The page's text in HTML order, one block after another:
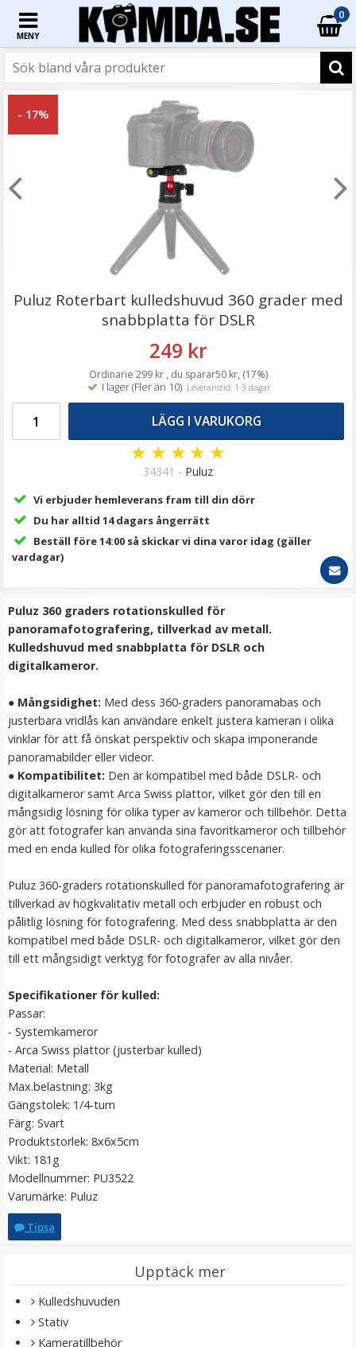
MENY
0
Puluz Gängadapter 1/4 tums hongänga till 3/8 tums
29 kr
LÄGG I VARUKORG
LÄGG I VARUKORG
Puluz Skärmskydd härdat glas 9H för Sony
RX100/A7M2/A7R/A7R2
★★
LÄGG I VARUKORG
- 17%
Puluz Roterbart kulledshuvud 360 grader med
snabbplatta för DSLR
249 kr
Ordinarie 299 kr , du sparar50 kr, (17%)
I lager (Fler än 10)Leveranstid: 1-3 dagar
LÄGG I VARUKORG
★ ★ ★ ★ ★
34341 - Puluz
Vi erbjuder hemleverans fram till din dörr
Du har alltid 14 dagars ångerrätt
Beställ före 14:00 så skickar vi dina varor idag (gäller
vardagar)
Puluz 360 graders rotationskulled för
panoramafotografering, tillverkad av metall.
Kulledshuvud med snabbplatta för DSLR och
digitalkameror.
● Mångsidighet: Med dess 360-graders panoramabas och
justerbara vridlås kan användare enkelt justera kameran i olika
vinklar för att få önskat perspektiv och skapa imponerande
panoramabilder eller videor.
● Kompatibilitet: Den är kompatibel med både DSLR- och
digitalkameror samt Arca Swiss plattor, vilket gör den till en
mångsidig lösning för olika typer av kameror och tillbehör. Detta
gör att fotografer kan använda sina favoritkameror och tillbehör
med en enda kulled för olika fotograferingsscenarier.
Puluz 360-graders rotationskulled för panoramafotografering är
tillverkad av högkvalitativ metall och erbjuder en robust och
pålitlig lösning för fotografering. Med dess snabbplatta är den
kompatibel med både DSLR- och digitalkameror, vilket gör den
till ett mångsidigt verktyg för fotografer av alla nivåer.
Specifikationer för kulled:
Passar:
- Systemkameror
- Arca Swiss plattor (justerbar kulled)
Material: Metall
Max.belastning: 3kg
Gängstolek: 1/4-tum
Färg: Svart
Produktstorlek: 8x6x5cm
Vikt: 181g
Modellnummer: PU3522
Varumärke: Puluz
Tipsa
Upptäck mer
Kulledshuvuden
Stativ
Kameratillbehör